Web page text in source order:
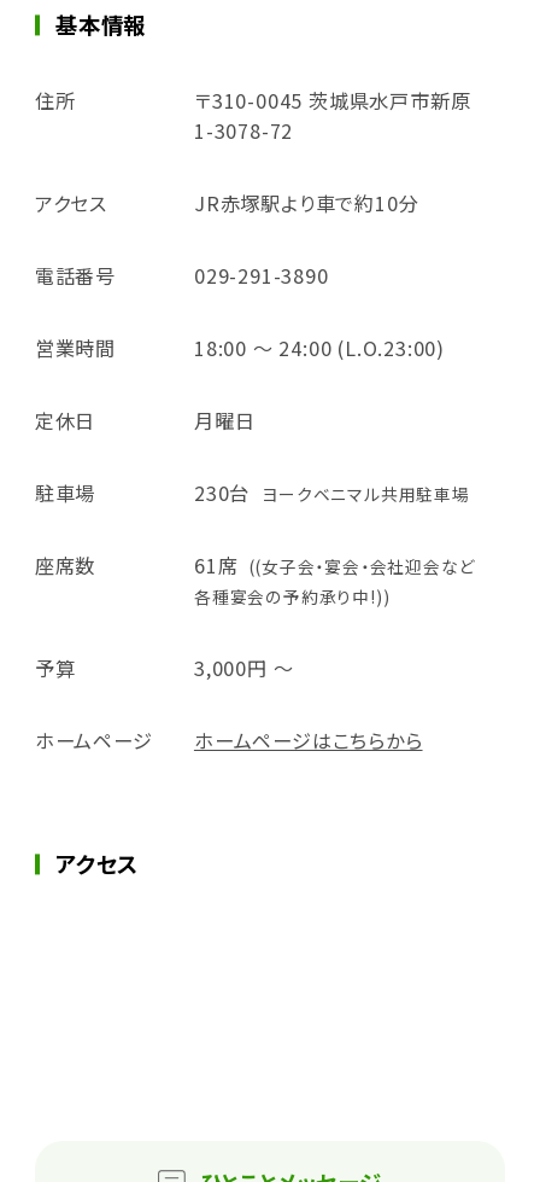
基本情報
住所
〒310-0045 茨城県水戸市新原
1-3078-72
アクセス JR赤塚駅より車で約10分
電話番号 029-291-3890
営業時間 18:00 ～ 24:00 (L.O.23:00)
定休日 月曜日
駐車場 230台 ヨークベニマル共用駐車場
座席数 61席 ((女子会・宴会・会社迎会など
各種宴会の予約承り中!))
予算 3,000円 ～
ホームページ ホームページはこちらから
アクセス